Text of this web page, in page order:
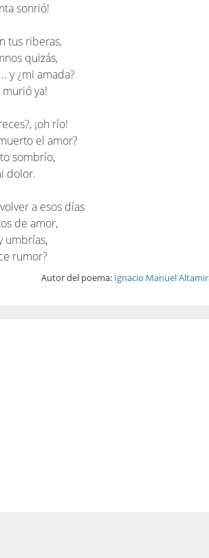
sonrió!
tus riberas,
quizás,
y ¿mi amada?
ya!
¡oh río!
el amor?
sombrío,
dolor.
a esos días
de amor,
umbrías,
rumor?
Autor del poema: Ignacio Manuel